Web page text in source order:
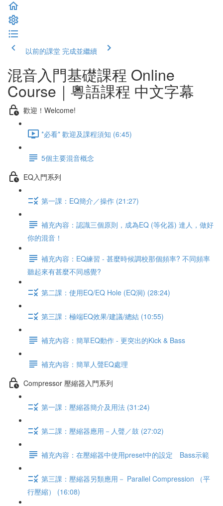
以前的課堂 完成並繼續
混音入門基礎課程 Online
Course｜粵語課程 中文字幕
歡迎！Welcome!
*必看* 歡迎及課程須知 (6:45)
5個主要混音概念
EQ入門系列
第一課：EQ簡介／操作 (21:27)
補充內容：認識三個原則，成為EQ (等化器) 達人，做好
你的混音！
補充內容：EQ練習 - 甚麼時候調校那個頻率? 不同頻率
聽起來有甚麼不同感覺?
第二課：使用EQ/EQ Hole (EQ洞) (28:24)
第三課：極端EQ效果/建議/總結 (10:55)
補充內容：簡單EQ動作 - 更突出的Kick & Bass
補充內容：簡單人聲EQ處理
Compressor 壓縮器入門系列
第一課：壓縮器簡介及用法 (31:24)
第二課：壓縮器應用－人聲／鼓 (27:02)
補充內容：在壓縮器中使用preset中的設定 Bass示範
第三課：壓縮器另類應用－ Parallel Compression （平
行壓縮） (16:08)